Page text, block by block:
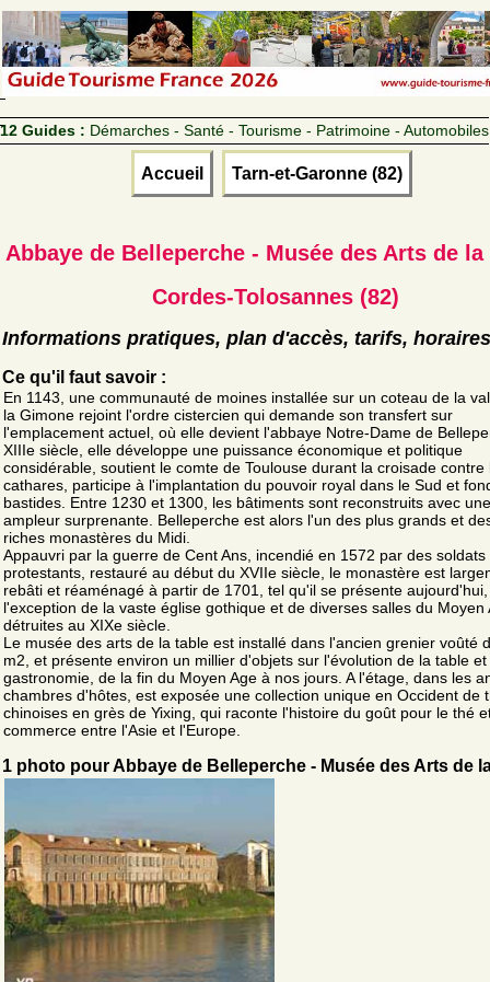
12 Guides : Démarches - Santé - Tourisme - Patrimoine - Automobiles
Accueil Tarn-et-Garonne (82)
Abbaye de Belleperche - Musée des Arts de la
Cordes-Tolosannes (82)
Informations pratiques, plan d'accès, tarifs, horaires
Ce qu'il faut savoir :
En 1143, une communauté de moines installée sur un coteau de la
la Gimone rejoint l'ordre cistercien qui demande son transfert sur
l'emplacement actuel, où elle devient l'abbaye Notre-Dame de
XIIIe siècle, elle développe une puissance économique et politique
considérable, soutient le comte de Toulouse durant la croisade contre
cathares, participe à l'implantation du pouvoir royal dans le Sud et
bastides. Entre 1230 et 1300, les bâtiments sont reconstruits avec une
ampleur surprenante. Belleperche est alors l'un des plus grands et
riches monastères du Midi.
Appauvri par la guerre de Cent Ans, incendié en 1572 par des soldats
protestants, restauré au début du XVIIe siècle, le monastère est
rebâti et réaménagé à partir de 1701, tel qu'il se présente
l'exception de la vaste église gothique et de diverses salles du Moyen
détruites au XIXe siècle.
Le musée des arts de la table est installé dans l'ancien grenier voûté
m2, et présente environ un millier d'objets sur l'évolution de la table
gastronomie, de la fin du Moyen Age à nos jours. A l'étage, dans les
chambres d'hôtes, est exposée une collection unique en Occident de
chinoises en grès de Yixing, qui raconte l'histoire du goût pour le thé
commerce entre l'Asie et l'Europe.
1 photo pour Abbaye de Belleperche - Musée des Arts de